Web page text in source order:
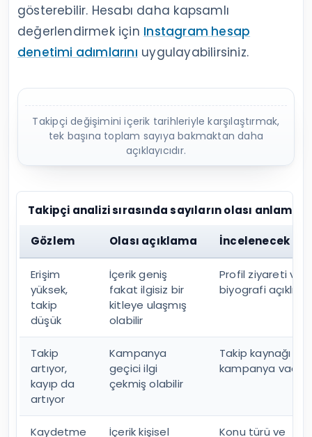
eşleştirin. Aynı durum birkaç kez
tekrarlanıyorsa içerik türü ile kayıp arasında
incelenmeye değer bir ilişki olabilir.
Erişim, kaydetme ve paylaşım verilerini
bağlamıyla okuyun
Yüksek erişim her zaman doğru kitleye
ulaşıldığını göstermez. Bir Reels çok izlenirken
sonra kullanılmaya veya başkasına
gönderilmeye değer bulunduğunu
gösterebilir. Hesabı daha kapsamlı
değerlendirmek içinInstagram hesap
denetimi adımlarınıuygulayabilirsiniz.